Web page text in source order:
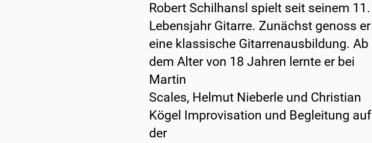
Robert Schilhansl spielt seit seinem 11.
Lebensjahr Gitarre. Zunächst genoss er
eine klassische Gitarrenausbildung. Ab
dem Alter von 18 Jahren lernte er bei
Martin
Scales, Helmut Nieberle und Christian
Kögel Improvisation und Begleitung auf
der